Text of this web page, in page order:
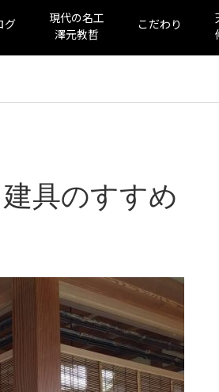
グ
現代の名工
澤元教哲
こだわり
具のすすめ